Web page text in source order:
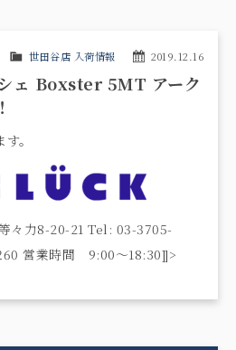
2019.12.16
世田谷店 入荷情報
シェ Boxster 5MT アーク
す。
々力8-20-21 Tel: 03-3705-
営業時間 9:00〜18:30]]>